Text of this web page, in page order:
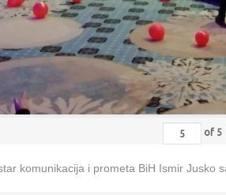
of 5
komunikacija i prometa BiH Ismir Jusko